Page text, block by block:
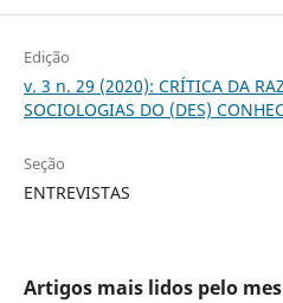
Edição
v. 3 n. 29 (2020): CRÍTICA DA
SOCIOLOGIAS DO (DES)
Seção
ENTREVISTAS
Artigos mais lidos pelo